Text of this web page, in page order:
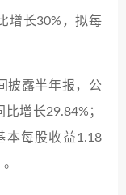
增长30%，拟每
披露半年报，公
增长29.84%；
本每股收益1.18